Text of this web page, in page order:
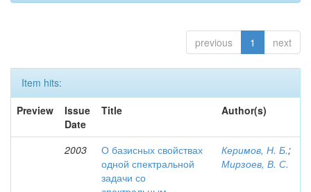
previous 1 next
Item hits:
Preview
Issue
Date
Title Author(s)
2003
О базисных свойствах
одной спектральной
задачи со
Керимов, Н. Б.;
Мирзоев, В. С.